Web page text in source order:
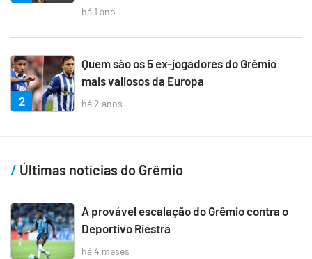
há 1 ano
2
Quem são os 5 ex-jogadores do Grêmio
mais valiosos da Europa
há 2 anos
Últimas notícias do Grêmio
A provável escalação do Grêmio contra o
Deportivo Riestra
há 4 meses